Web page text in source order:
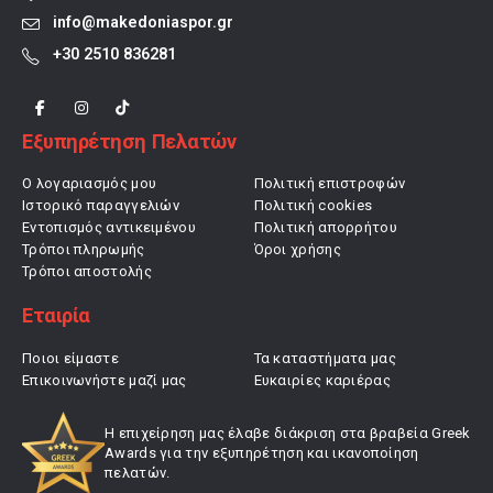
info@makedoniaspor.gr
+30 2510 836281
Εξυπηρέτηση Πελατών
Ο λογαριασμός μου
Ιστορικό παραγγελιών
Εντοπισμός αντικειμένου
Τρόποι πληρωμής
Τρόποι αποστολής
Πολιτική επιστροφών
Πολιτική cookies
Πολιτική απορρήτου
Όροι χρήσης
Εταιρία
Ποιοι είμαστε
Επικοινωνήστε μαζί μας
Τα καταστήματα μας
Ευκαιρίες καριέρας
Η επιχείρηση μας έλαβε διάκριση στα βραβεία Greek
Awards για την εξυπηρέτηση και ικανοποίηση
πελατών.